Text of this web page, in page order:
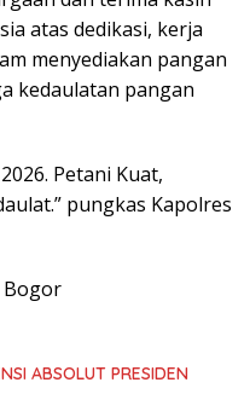
atas dedikasi, kerja
menyediakan pangan
kedaulatan pangan
Petani Kuat,
pungkas Kapolres
Bogor
ABSOLUT PRESIDEN